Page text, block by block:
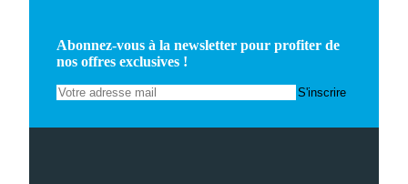
Abonnez-vous à la newsletter pour profiter de
nos offres exclusives !